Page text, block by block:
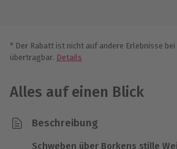
* Der Rabatt ist nicht auf andere Erlebnisse
übertragbar. Details
Alles auf einen Blick
Beschreibung
Schweben über Borkens stille